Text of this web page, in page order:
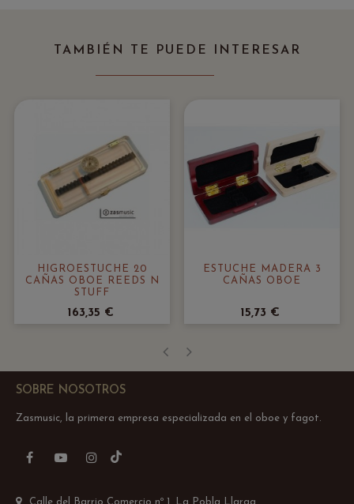
TAMBIÉN TE PUEDE INTERESAR
HIGROESTUCHE 20
CAÑAS OBOE REEDS N
STUFF
163,35 €
ESTUCHE MADERA 3
CAÑAS OBOE
15,73 €
SOBRE NOSOTROS
Zasmusic, la primera empresa especializada en el oboe y fagot.
FacebookYouTubeInstagram